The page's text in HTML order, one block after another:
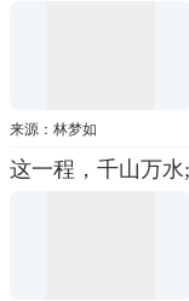
来源：林梦如
这一程，千山万